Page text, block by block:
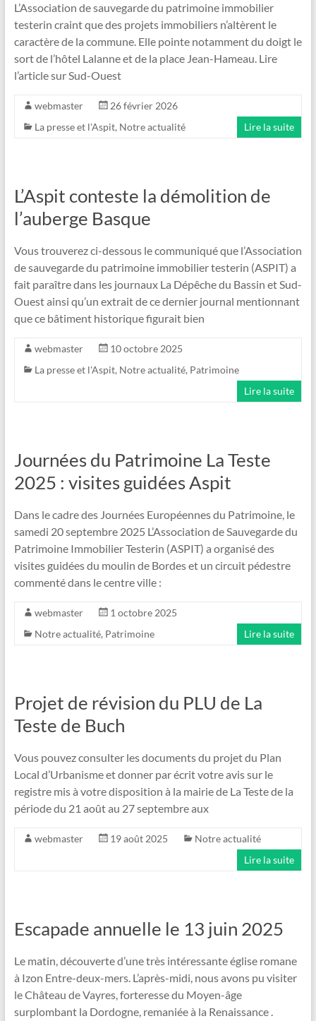
L’Association de sauvegarde du patrimoine immobilier
testerin craint que des projets immobiliers n’altèrent le
caractère de la commune. Elle pointe notamment du doigt le
sort de l’hôtel Lalanne et de la place Jean-Hameau. Lire
l’article sur Sud-Ouest
webmaster
26 février 2026
La presse et l'Aspit, Notre actualité Lire la suite
L’Aspit conteste la démolition de
l’auberge Basque
Vous trouverez ci-dessous le communiqué que l’Association
de sauvegarde du patrimoine immobilier testerin (ASPIT) a
fait paraître dans les journaux La Dépêche du Bassin et Sud-
Ouest ainsi qu’un extrait de ce dernier journal mentionnant
que ce bâtiment historique figurait bien
webmaster
10 octobre 2025
La presse et l'Aspit, Notre actualité, Patrimoine
Lire la suite
Journées du Patrimoine La Teste
2025 : visites guidées Aspit
Dans le cadre des Journées Européennes du Patrimoine, le
samedi 20 septembre 2025 L’Association de Sauvegarde du
Patrimoine Immobilier Testerin (ASPIT) a organisé des
visites guidées du moulin de Bordes et un circuit pédestre
commenté dans le centre ville :
webmaster
1 octobre 2025
Notre actualité, Patrimoine Lire la suite
Projet de révision du PLU de La
Teste de Buch
Vous pouvez consulter les documents du projet du Plan
Local d’Urbanisme et donner par écrit votre avis sur le
registre mis à votre disposition à la mairie de La Teste de la
période du 21 août au 27 septembre aux
webmaster 19 août 2025
Notre actualité
Lire la suite
Escapade annuelle le 13 juin 2025
Le matin, découverte d’une très intéressante église romane
à Izon Entre-deux-mers. L’après-midi, nous avons pu visiter
le Château de Vayres, forteresse du Moyen-âge
surplombant la Dordogne, remaniée à la Renaissance .